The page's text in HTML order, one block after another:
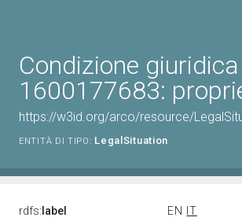
Condizione
1600177683:
https://w3id.org/arco/resource/
ENTITÀ DI TIPO: LegalSituation
rdfs: label EN
IT